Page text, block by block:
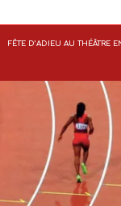
FÊTE D’ADIEU AU THÉÂTRE